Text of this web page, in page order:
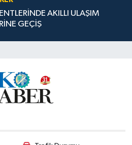
AKILLI ULAŞIM
GEÇİŞ